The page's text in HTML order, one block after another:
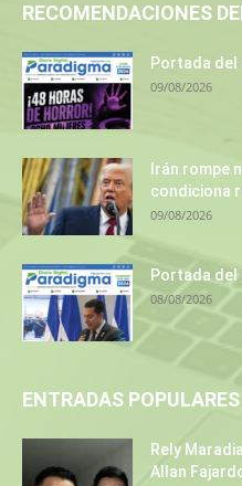
RECOMENDACIONES
Portada del
09/08/2026
Irán rompe
condiciona
09/08/2026
Portada del
08/08/2026
ENTRADAS POPULARES
Rely
Allan